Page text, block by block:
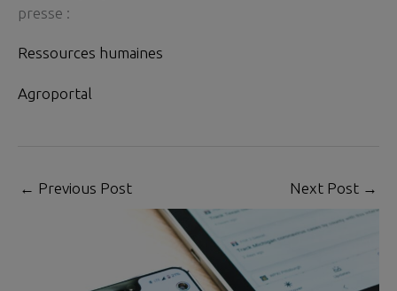
presse :
Ressources humaines
Agroportal
← Previous Post Next Post →